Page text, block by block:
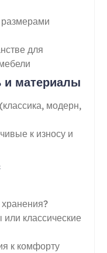
для
и материалы
модерн,
к износу и
классические
к комфорту